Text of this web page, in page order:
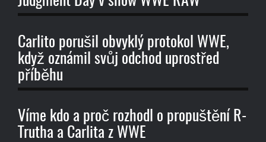
Carlito porušil obvyklý protokol WWE,
když oznámil svůj odchod uprostřed
příběhu
Víme kdo a proč rozhodl o propuštění R-
Trutha a Carlita z WWE